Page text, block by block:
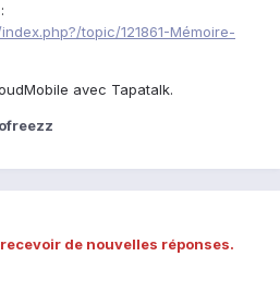
topic/121861-Mémoire-
avec Tapatalk.
de nouvelles réponses.